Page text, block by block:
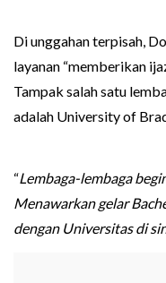
Di unggahan terpisah,
layanan “memberikan
Tampak salah satu
adalah University of
“Lembaga-lembaga
Menawarkan gelar
dengan Universitas di